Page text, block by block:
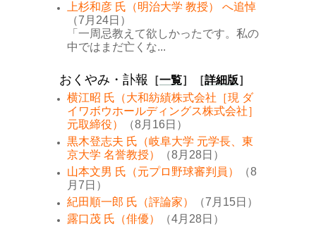
上杉和彦 氏（明治大学 教授） へ追悼
（7月24日）
「一周忌教えて欲しかったです。私の
中ではまだ亡くな...
おくやみ・訃報 ［一覧］［詳細版］
横江昭 氏（大和紡績株式会社［現 ダ
イワボウホールディングス株式会社］
元取締役）
（8月16日）
黒木登志夫 氏（岐阜大学 元学長、東
京大学 名誉教授）
（8月28日）
山本文男 氏（元プロ野球審判員）
（8
月7日）
紀田順一郎 氏（評論家）
（7月15日）
露口茂 氏（俳優）
（4月28日）